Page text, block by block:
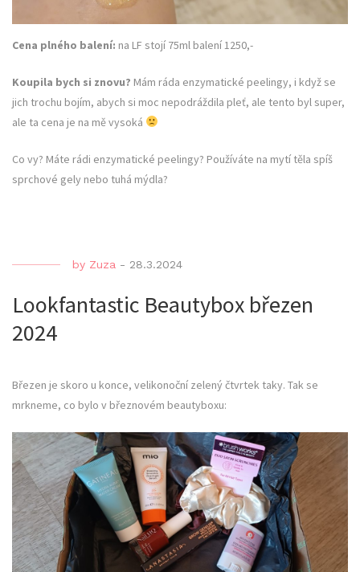
Cena plného balení: na LF stojí 75ml balení 1250,-
Koupila bych si znovu? Mám ráda enzymatické peelingy, i když se
jich trochu bojím, abych si moc nepodráždila pleť, ale tento byl super,
ale ta cena je na mě vysoká
Co vy? Máte rádi enzymatické peelingy? Používáte na mytí těla spíš
sprchové gely nebo tuhá mýdla?
by Zuza - 28.3.2024
Lookfantastic Beautybox březen
2024
Březen je skoro u konce, velikonoční zelený čtvrtek taky. Tak se
mrkneme, co bylo v březnovém beautyboxu: